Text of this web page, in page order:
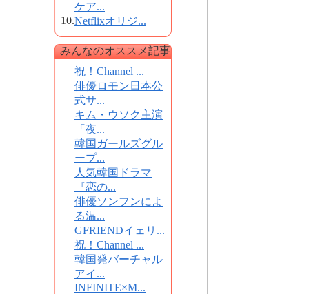
ケア...
10.Netflixオリジ...
みんなのオススメ記事
祝！Channel ...
俳優ロモン日本公
式サ...
キム・ウソク主演
「夜...
韓国ガールズグル
ープ...
人気韓国ドラマ
『恋の...
俳優ソンフンによ
る温...
GFRIENDイェリ...
祝！Channel ...
韓国発バーチャル
アイ...
INFINITE×M...